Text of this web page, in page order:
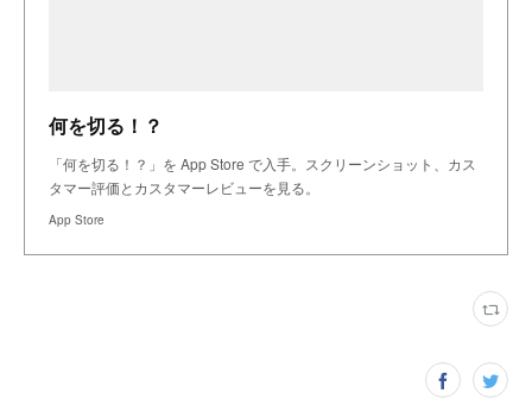
何を切る！？
「何を切る！？」を App Store で入手。スクリーンショット、カス
タマー評価とカスタマーレビューを見る。
App Store